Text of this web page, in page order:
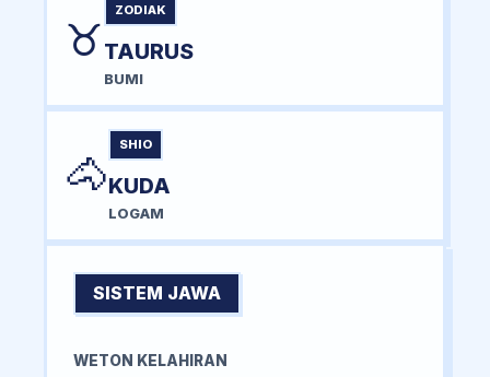
♉
ZODIAK
TAURUS
BUMI
🐴
SHIO
KUDA
LOGAM
SISTEM JAWA
WETON KELAHIRAN